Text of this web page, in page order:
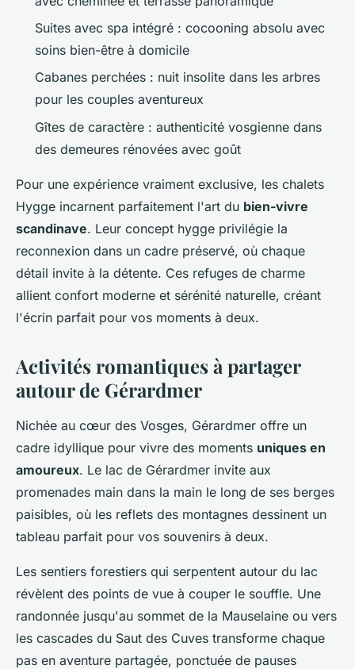
Suites avec spa intégré : cocooning absolu avec
soins bien-être à domicile
Cabanes perchées : nuit insolite dans les arbres
pour les couples aventureux
Gîtes de caractère : authenticité vosgienne dans
des demeures rénovées avec goût
Pour une expérience vraiment exclusive, les chalets
Hygge incarnent parfaitement l'art du bien-vivre
scandinave. Leur concept hygge privilégie la
reconnexion dans un cadre préservé, où chaque
détail invite à la détente. Ces refuges de charme
allient confort moderne et sérénité naturelle, créant
l'écrin parfait pour vos moments à deux.
Activités romantiques à partager
autour de Gérardmer
Nichée au cœur des Vosges, Gérardmer offre un
cadre idyllique pour vivre des moments uniques en
amoureux. Le lac de Gérardmer invite aux
promenades main dans la main le long de ses berges
paisibles, où les reflets des montagnes dessinent un
tableau parfait pour vos souvenirs à deux.
Les sentiers forestiers qui serpentent autour du lac
révèlent des points de vue à couper le souffle. Une
randonnée jusqu'au sommet de la Mauselaine ou vers
les cascades du Saut des Cuves transforme chaque
pas en aventure partagée, ponctuée de pauses